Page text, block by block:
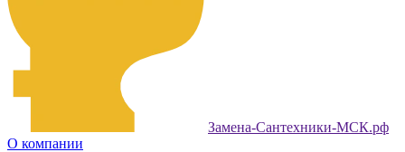
Замена-Сантехники-МСК.рф
О компании